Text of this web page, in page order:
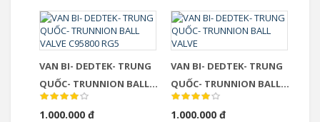
VAN BI- DEDTEK- TRUNG
QUỐC- TRUNNION BALL
VALVE C95800 RG5
1.000.000 đ
VAN BI- DEDTEK- TRUNG
QUỐC- TRUNNION BALL
VALVE
1.000.000 đ